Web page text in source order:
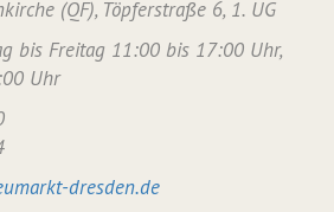
(QF), Töpferstraße 6, 1. UG
bis Freitag 11:00 bis 17:00 Uhr,
Uhr
dresden.de